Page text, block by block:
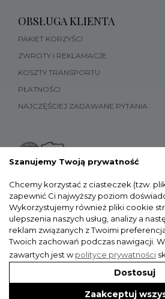
OBSŁUGA KLIENTA
PAKIET KORZYŚCI
ZWROTY I REKLAMACJE
KOSZTY TRANSPORTU
PŁATNOŚCI
NAJCZĘŚCIEJ ZADAWANE PYTANIA
Szanujemy Twoją prywatność
Chcemy korzystać z ciasteczek (tzw.
zapewnić Ci najwyższy poziom
Wykorzystujemy również pliki cookie
ulepszenia naszych usług, analizy a
reklam związanych z Twoimi
Twoich zachowań podczas nawigacji.
zawartych jest wpolityce prywatności
Dostosuj
Zaakceptuj